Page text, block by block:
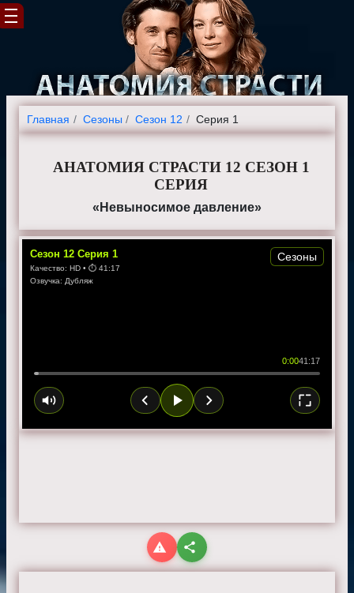
Главная Cезоны Сезон 12 Серия 1
АНАТОМИЯ СТРАСТИ 12 СЕЗОН 1
СЕРИЯ
«Невыносимое давление»
Сезон 12 Серия 1
Качество: HD • ⏱ 41:17
Озвучка: Дубляж
0:0041:17
Сезоны